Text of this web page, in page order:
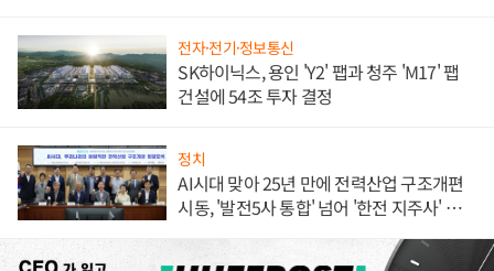
전자·전기·정보통신
SK하이닉스, 용인 'Y2' 팹과 청주 'M17' 팹
건설에 54조 투자 결정
정치
AI시대 맞아 25년 만에 전력산업 구조개편
시동, '발전5사 통합' 넘어 '한전 지주사' 재편